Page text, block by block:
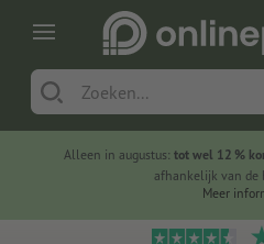
Alleen in augustus: tot wel 12 %
afhankelijk van de
Meer